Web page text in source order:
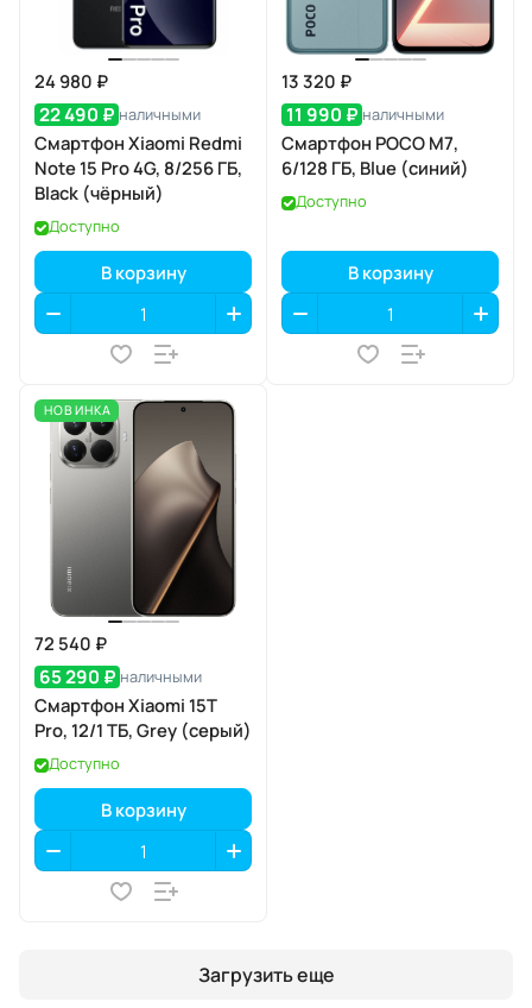
24 980 ₽
22 490 ₽ наличными
Смартфон Xiaomi Redmi
Note 15 Pro 4G, 8/256 ГБ,
Black (чёрный)
Доступно
В корзину
13 320 ₽
11 990 ₽ наличными
Смартфон POCO M7,
6/128 ГБ, Blue (синий)
Доступно
В корзину
НОВИНКА
72 540 ₽
65 290 ₽ наличными
Смартфон Xiaomi 15T
Pro, 12/1 ТБ, Grey (серый)
Доступно
В корзину
Загрузить еще